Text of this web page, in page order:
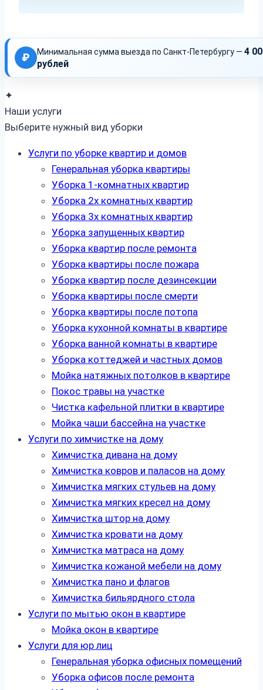
₽ Минимальная сумма выезда по Санкт-Петербургу — 4
рублей
✦
Наши услуги
Выберите нужный вид уборки
Услуги по уборке квартир и домов
Генеральная уборка квартиры
Уборка 1-комнатных квартир
Уборка 2х комнатных квартир
Уборка 3х комнатных квартир
Уборка запущенных квартир
Уборка квартир после ремонта
Уборка квартиры после пожара
Уборка квартир после дезинсекции
Уборка квартиры после смерти
Уборка квартиры после потопа
Уборка кухонной комнаты в квартире
Уборка ванной комнаты в квартире
Уборка коттеджей и частных домов
Мойка натяжных потолков в квартире
Покос травы на участке
Чистка кафельной плитки в квартире
Мойка чаши бассейна на участке
Услуги по химчистке на дому
Химчистка дивана на дому
Химчистка ковров и паласов на дому
Химчистка мягких стульев на дому
Химчистка мягких кресел на дому
Химчистка штор на дому
Химчистка кровати на дому
Химчистка матраса на дому
Химчистка кожаной мебели на дому
Химчистка пано и флагов
Химчистка бильярдного стола
Услуги по мытью окон в квартире
Мойка окон в квартире
Услуги для юр лиц
Генеральная уборка офисных помещений
Уборка офисов после ремонта